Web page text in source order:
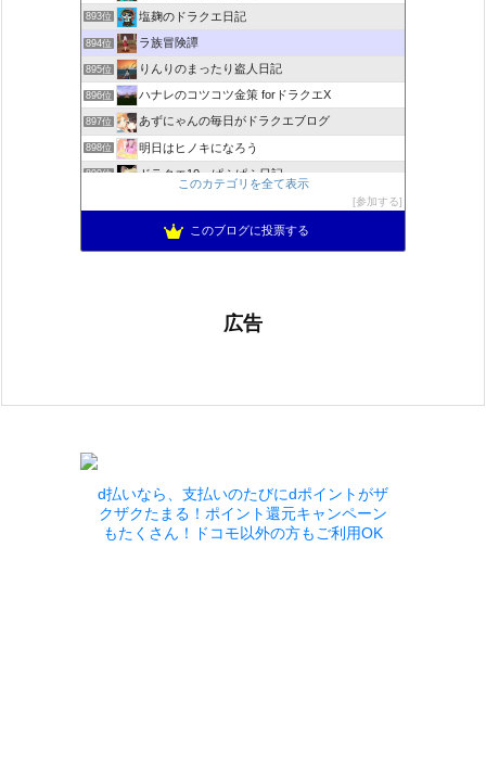
893位 塩麹のドラクエ日記
894位 ラ族冒険譚
895位 りんりのまったり盗人日記
896位 ハナレのコツコツ金策 forドラクエX
897位 あずにゃんの毎日がドラクエブログ
898位 明日はヒノキになろう
899位 ドラクエ10 ぱふぱふ日記
Run Run♪ ☆Slime★ 〜ドラクエ10攻略ブログ〜
ゆるふわエル子になりたくて(｀・ω・´)
このカテゴリを全て表示
参加する
このブログに投票する
広告
d払いなら、支払いのたびにdポイントがザ
クザクたまる！ポイント還元キャンペーン
もたくさん！ドコモ以外の方もご利用OK